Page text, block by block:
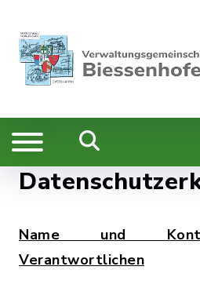
Name und
Verantwortlichen